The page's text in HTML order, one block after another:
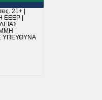
21+ |
|
ΥΠΕΥΘΥΝΑ